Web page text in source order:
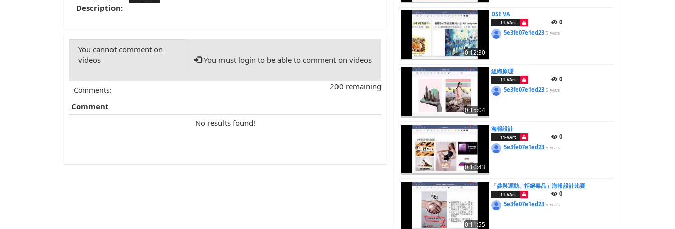
Description:
You must login to be able to comment on videos
200 remaining
Comments:
Comment
No results found!
0:12:30
DSE VA
11-VArt
0
5e3fe07e1ed235 years
0:15:04
組織原理
11-VArt
0
5e3fe07e1ed235 years
0:10:43
海報設計
11-VArt
0
5e3fe07e1ed235 years
0:11:55
「參與運動、拒絕毒品」海報設計比賽
11-VArt
0
5e3fe07e1ed235 years